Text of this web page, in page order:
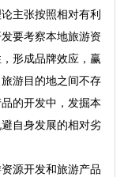
主张按照相对有利
要考察本地旅游资
形成品牌效应，赢
游目的地之间不存
的开发中，发掘本
自身发展的相对劣
源开发和旅游产品